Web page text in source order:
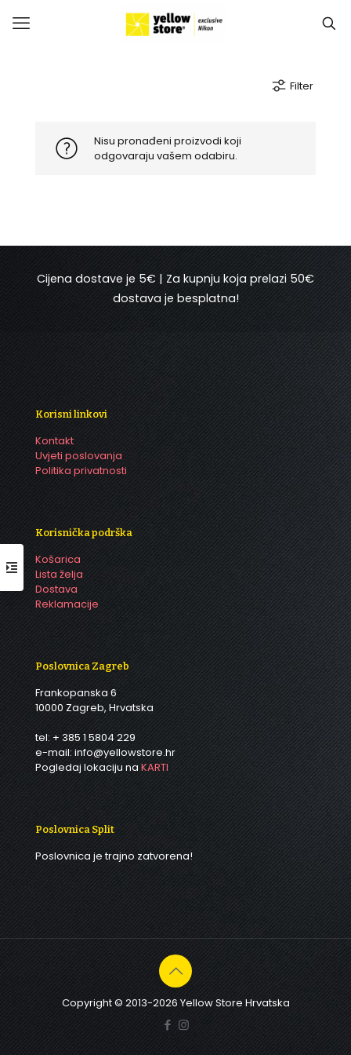
Filter
Nisu pronađeni proizvodi koji
odgovaraju vašem odabiru.
Cijena dostave je 5€ | Za kupnju koja prelazi 50€
dostava je besplatna!
Korisni linkovi
Kontakt
Uvjeti poslovanja
Politika privatnosti
Korisnička podrška
Košarica
Lista želja
Dostava
Reklamacije
Poslovnica Zagreb
Frankopanska 6
10000 Zagreb, Hrvatska
tel: + 385 1 5804 229
e-mail: info@yellowstore.hr
Pogledaj lokaciju na KARTI
Poslovnica Split
Poslovnica je trajno zatvorena!
Copyright © 2013-2026 Yellow Store Hrvatska